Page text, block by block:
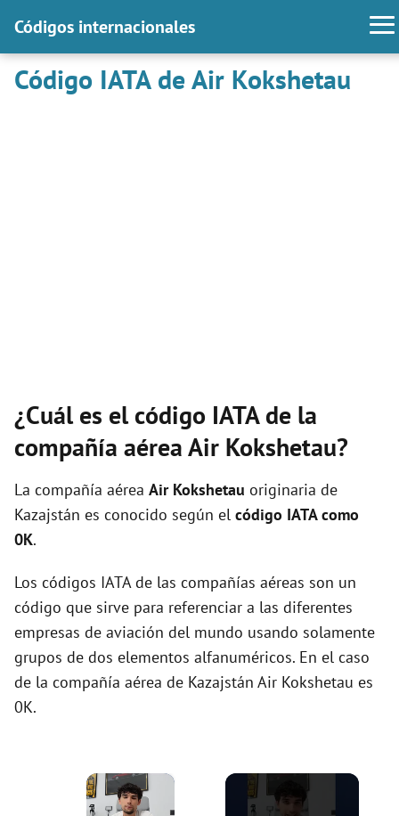
Códigos internacionales
Código IATA de Air Kokshetau
¿Cuál es el código IATA de la
compañía aérea Air Kokshetau?
La compañía aérea Air Kokshetau originaria de
Kazajstán es conocido según el código IATA como
0K.
Los códigos IATA de las compañías aéreas son un
código que sirve para referenciar a las diferentes
empresas de aviación del mundo usando solamente
grupos de dos elementos alfanuméricos. En el caso
de la compañía aérea de Kazajstán Air Kokshetau es
0K.
×